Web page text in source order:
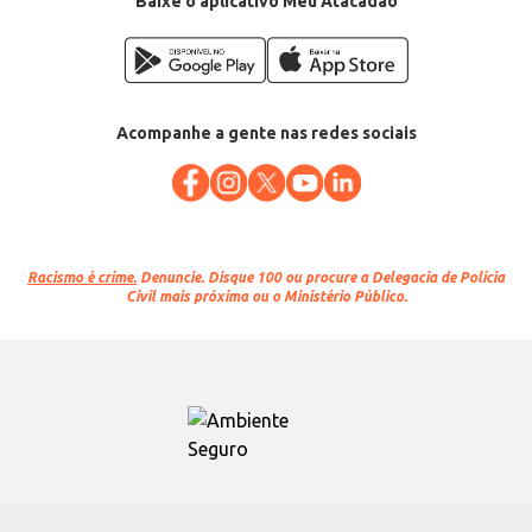
Acompanhe a gente nas redes sociais
Racismo é crime. Denuncie. Disque 100 ou procure a Delegacia de Polícia
Civil mais próxima ou o Ministério Público.